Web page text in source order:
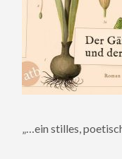
„…ein stilles,